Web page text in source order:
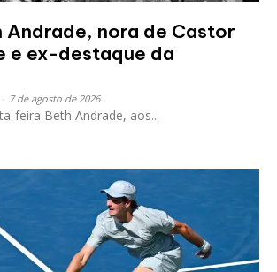
Andrade, nora de Castor
e ex-destaque da
7 de agosto de 2026
feira Beth Andrade, aos...